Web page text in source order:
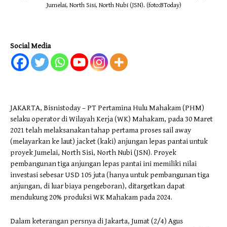
Jumelai, North Sisi, North Nubi (JSN). (foto:BToday)
Social Media
JAKARTA, Bisnistoday – PT Pertamina Hulu Mahakam (PHM)
selaku operator di Wilayah Kerja (WK) Mahakam, pada 30 Maret
2021 telah melaksanakan tahap pertama proses sail away
(melayarkan ke laut) jacket (kaki) anjungan lepas pantai untuk
proyek Jumelai, North Sisi, North Nubi (JSN). Proyek
pembangunan tiga anjungan lepas pantai ini memiliki nilai
investasi sebesar USD 105 juta (hanya untuk pembangunan tiga
anjungan, di luar biaya pengeboran), ditargetkan dapat
mendukung 20% produksi WK Mahakam pada 2024.
Dalam keterangan persnya di Jakarta, Jumat (2/4) Agus